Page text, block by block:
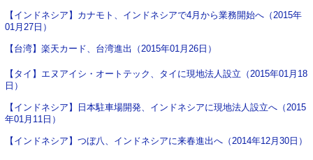
【インドネシア】カナモト、インドネシアで4月から業務開始へ（2015年
01月27日）
【台湾】楽天カード、台湾進出（2015年01月26日）
【タイ】エヌアイシ・オートテック、タイに現地法人設立（2015年01月18
日）
【インドネシア】日本駐車場開発、インドネシアに現地法人設立へ（2015
年01月11日）
【インドネシア】つぼ八、インドネシアに来春進出へ（2014年12月30日）